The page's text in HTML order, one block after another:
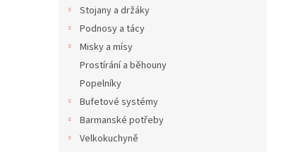
Stojany a držáky
Podnosy a tácy
Misky a mísy
Prostírání a běhouny
Popelníky
Bufetové systémy
Barmanské potřeby
Velkokuchyně